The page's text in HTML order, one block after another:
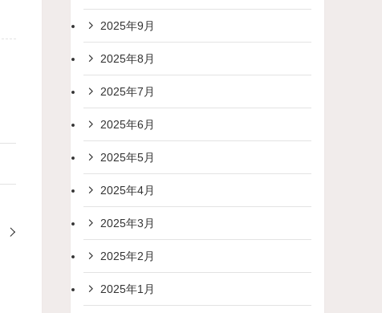
2025年9月
2025年8月
2025年7月
2025年6月
2025年5月
2025年4月
2025年3月
2025年2月
2025年1月